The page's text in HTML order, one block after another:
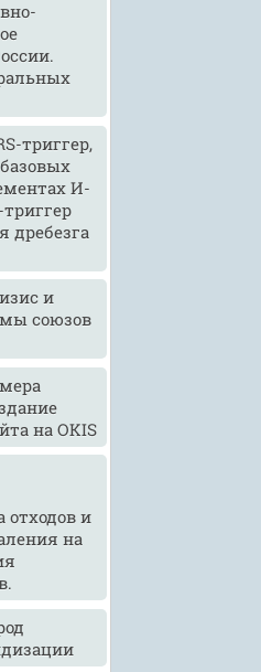
тpиггеp,
И-
дребезга
и
союзов
на OKIS
отходов и
на